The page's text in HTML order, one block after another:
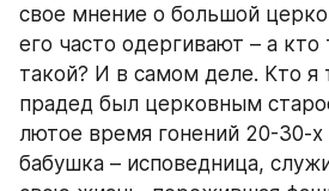
свое мнение о большой
его часто одергивают – а кто
такой? И в самом деле. Кто я
прадед был церковным
лютое время гонений 20-30-
бабушка – исповедница,